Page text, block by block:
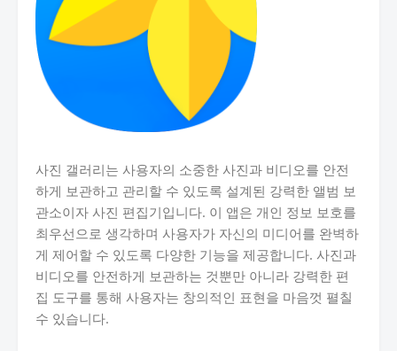
사진 갤러리는 사용자의 소중한 사진과 비디오를 안전
하게 보관하고 관리할 수 있도록 설계된 강력한 앨범 보
관소이자 사진 편집기입니다. 이 앱은 개인 정보 보호를
최우선으로 생각하며 사용자가 자신의 미디어를 완벽하
게 제어할 수 있도록 다양한 기능을 제공합니다. 사진과
비디오를 안전하게 보관하는 것뿐만 아니라 강력한 편
집 도구를 통해 사용자는 창의적인 표현을 마음껏 펼칠
수 있습니다.